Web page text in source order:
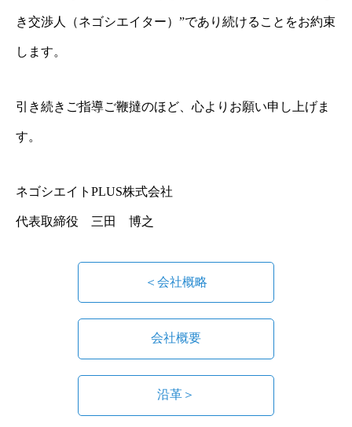
き交渉人（ネゴシエイター）”であり続けることをお約束
します。
引き続きご指導ご鞭撻のほど、心よりお願い申し上げま
す。
ネゴシエイトPLUS株式会社
代表取締役 三田 博之
＜会社概略
会社概要
沿革＞